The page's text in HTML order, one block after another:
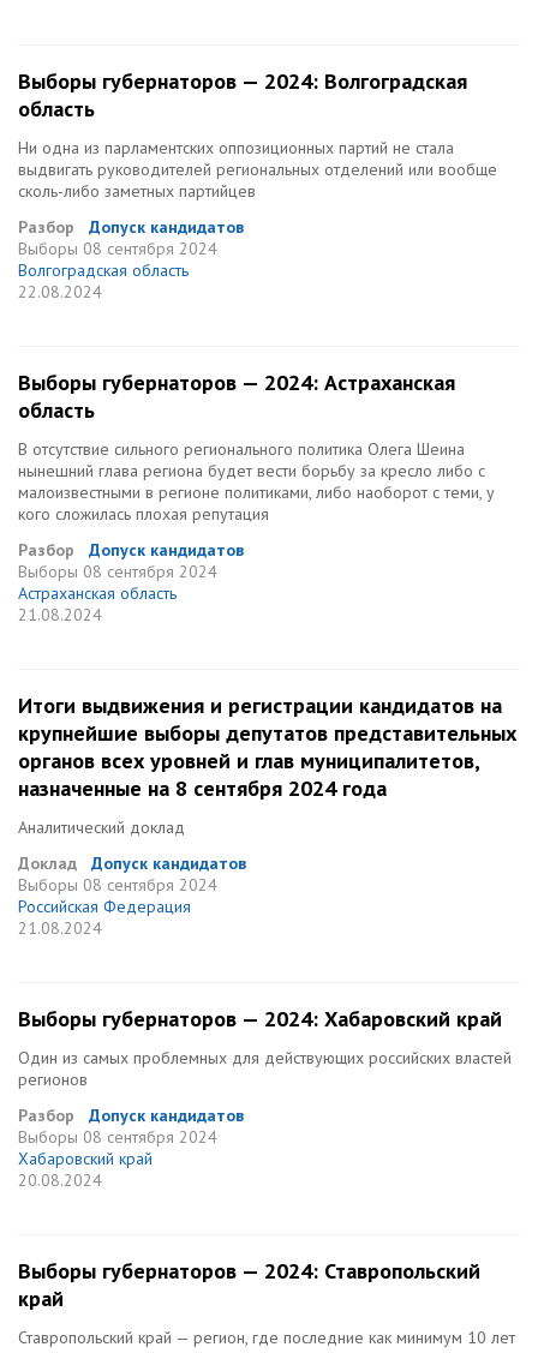
Выборы губернаторов — 2024: Волгоградская
область
Ни одна из парламентских оппозиционных партий не стала
выдвигать руководителей региональных отделений или вообще
сколь-либо заметных партийцев
Разбор
Допуск кандидатов
Выборы 08 сентября 2024
Волгоградская область
22.08.2024
Выборы губернаторов — 2024: Астраханская
область
В отсутствие сильного регионального политика Олега Шеина
нынешний глава региона будет вести борьбу за кресло либо с
малоизвестными в регионе политиками, либо наоборот с теми, у
кого сложилась плохая репутация
Разбор
Допуск кандидатов
Выборы 08 сентября 2024
Астраханская область
21.08.2024
Итоги выдвижения и регистрации кандидатов на
крупнейшие выборы депутатов представительных
органов всех уровней и глав муниципалитетов,
назначенные на 8 сентября 2024 года
Аналитический доклад
Доклад
Допуск кандидатов
Выборы 08 сентября 2024
Российская Федерация
21.08.2024
Выборы губернаторов — 2024: Хабаровский край
Один из самых проблемных для действующих российских властей
регионов
Разбор
Допуск кандидатов
Выборы 08 сентября 2024
Хабаровский край
20.08.2024
Выборы губернаторов — 2024: Ставропольский
край
Ставропольский край — регион, где последние как минимум 10 лет